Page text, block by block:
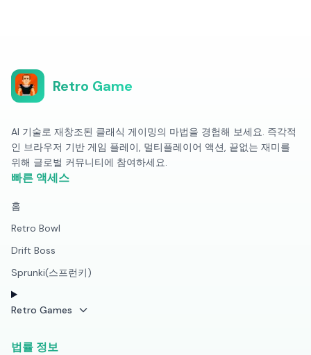
Retro Game
AI 기술로 재창조된 클래식 게이밍의 마법을 경험해 보세요. 즉각적
인 브라우저 기반 게임 플레이, 멀티플레이어 액션, 끝없는 재미를
위해 글로벌 커뮤니티에 참여하세요.
빠른 액세스
홈
Retro Bowl
Drift Boss
Sprunki(스프런키)
Retro Games
법률 정보